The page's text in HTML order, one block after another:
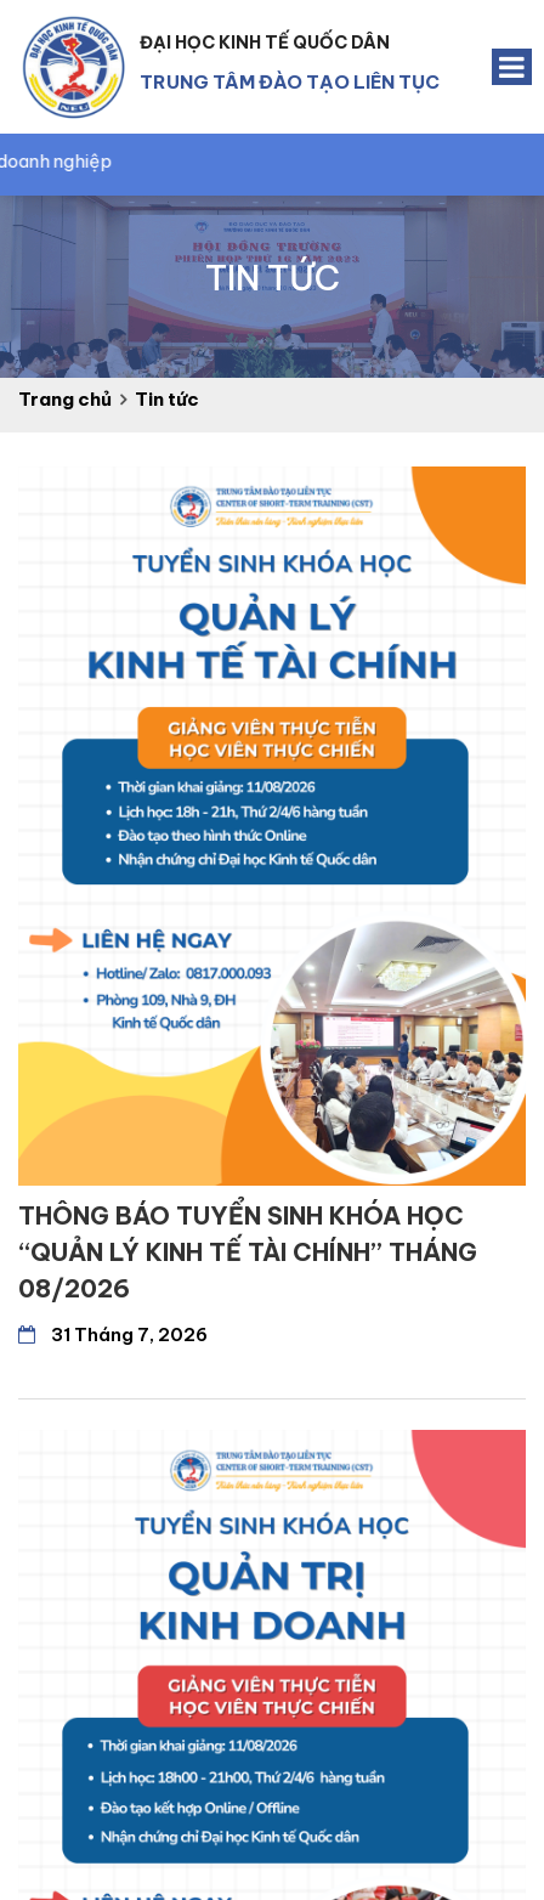
ĐẠI HỌC KINH TẾ QUỐC DÂN
TRUNG TÂM ĐÀO TẠO LIÊN TỤC
TIN TỨC
Trang chủ Tin tức
THÔNG BÁO TUYỂN SINH KHÓA HỌC
“QUẢN LÝ KINH TẾ TÀI CHÍNH” THÁNG
08/2026
31 Tháng 7, 2026